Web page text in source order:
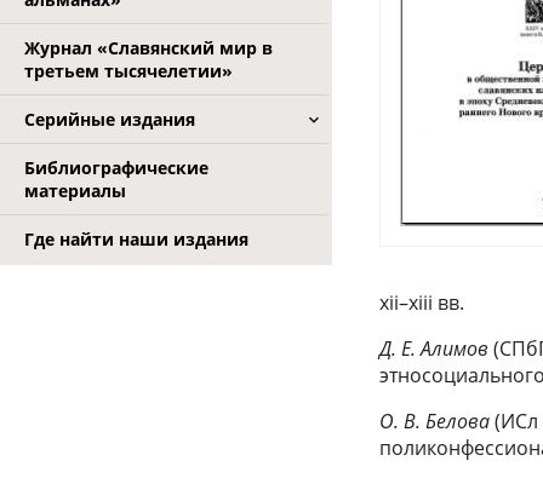
Журнал «Славянский мир в
третьем тысячелетии»
Серийные издания
Библиографические
материалы
Где найти наши издания
xii–xiii вв.
Д. Е. Алимов
О. В. Белова(ИСл